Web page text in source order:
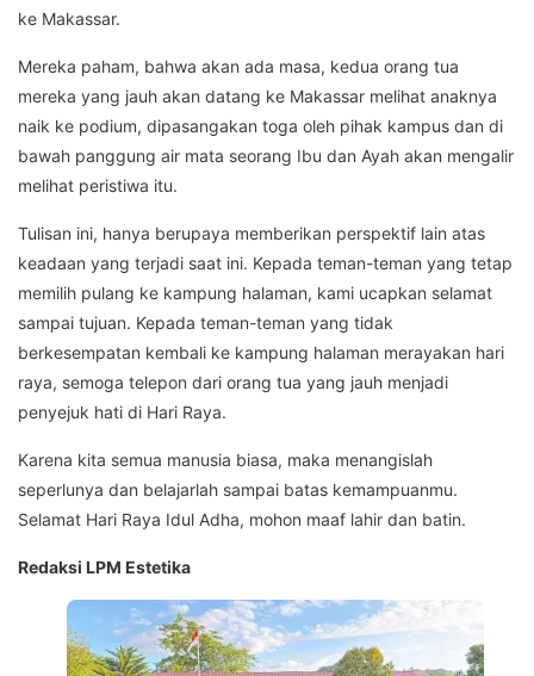
ke Makassar.
Mereka paham, bahwa akan ada masa, kedua orang tua
mereka yang jauh akan datang ke Makassar melihat anaknya
naik ke podium, dipasangakan toga oleh pihak kampus dan di
bawah panggung air mata seorang Ibu dan Ayah akan mengalir
melihat peristiwa itu.
Tulisan ini, hanya berupaya memberikan perspektif lain atas
keadaan yang terjadi saat ini. Kepada teman-teman yang tetap
memilih pulang ke kampung halaman, kami ucapkan selamat
sampai tujuan. Kepada teman-teman yang tidak
berkesempatan kembali ke kampung halaman merayakan hari
raya, semoga telepon dari orang tua yang jauh menjadi
penyejuk hati di Hari Raya.
Karena kita semua manusia biasa, maka menangislah
seperlunya dan belajarlah sampai batas kemampuanmu.
Selamat Hari Raya Idul Adha, mohon maaf lahir dan batin.
Redaksi LPM Estetika